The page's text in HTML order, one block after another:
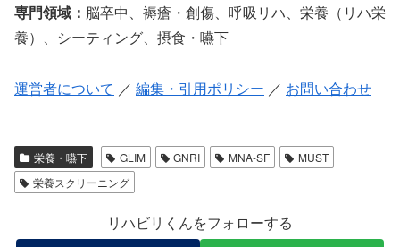
専門領域： 脳卒中、褥瘡・創傷、呼吸リハ、栄養（リハ栄
養）、シーティング、摂食・嚥下
運営者について ／ 編集・引用ポリシー ／ お問い合わせ
栄養・嚥下 GLIM GNRI MNA-SF
MUST
栄養スクリーニング
リハビリくんをフォローする